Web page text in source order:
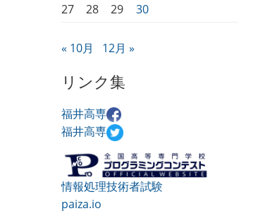
27
28 29 30
« 10月 12月 »
リンク集
福井高専
福井高専
情報処理技術者試験
paiza.io